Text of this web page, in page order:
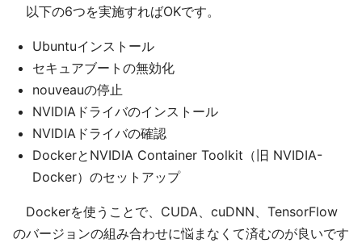
以下の6つを実施すればOKです。
Ubuntuインストール
セキュアブートの無効化
nouveauの停止
NVIDIAドライバのインストール
NVIDIAドライバの確認
DockerとNVIDIA Container Toolkit（旧 NVIDIA-
Docker）のセットアップ
Dockerを使うことで、CUDA、cuDNN、TensorFlow
のバージョンの組み合わせに悩まなくて済むのが良いです